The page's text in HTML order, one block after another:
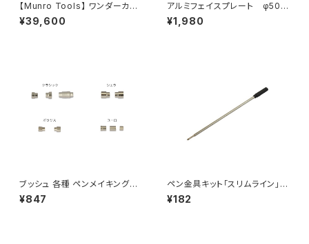
【Munro Tools】 ワンダーカッ
ト10(ハンドル付き) ホローイン
グツール 深穴刳り
¥39,600
アルミフェイスプレート φ50m
m 1"×8tpi
¥1,980
ブッシュ 各種 ペンメイキング用
【シエラ用 ・ポラリス用 ・クラシ
ック用 ・ユーロ用・ピルケース
¥847
ペン金具キット「スリムライン」
「ユーロ」ボールペン用 替え芯
¥182